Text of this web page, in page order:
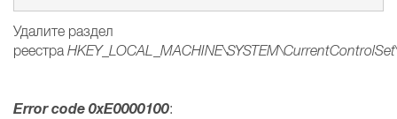
Удалите раздел
реестра
Error code 0xE0000100: